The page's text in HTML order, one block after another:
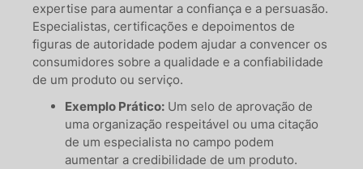
expertise para aumentar a confiança e a persuasão.
Especialistas, certificações e depoimentos de
figuras de autoridade podem ajudar a convencer os
consumidores sobre a qualidade e a confiabilidade
de um produto ou serviço.
Exemplo Prático: Um selo de aprovação de
uma organização respeitável ou uma citação
de um especialista no campo podem
aumentar a credibilidade de um produto.